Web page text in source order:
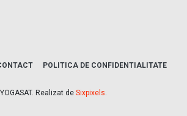
POLITICA DE CONFIDENTIALITATE
Realizat de Sixpixels